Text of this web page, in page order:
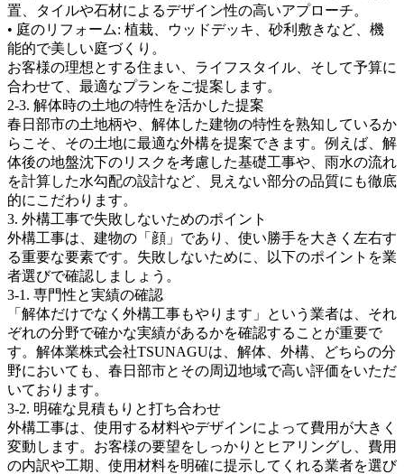
置、タイルや石材によるデザイン性の高いアプローチ。
• 庭のリフォーム: 植栽、ウッドデッキ、砂利敷きなど、機
能的で美しい庭づくり。
お客様の理想とする住まい、ライフスタイル、そして予算に
合わせて、最適なプランをご提案します。
2-3. 解体時の土地の特性を活かした提案
春日部市の土地柄や、解体した建物の特性を熟知しているか
らこそ、その土地に最適な外構を提案できます。例えば、解
体後の地盤沈下のリスクを考慮した基礎工事や、雨水の流れ
を計算した水勾配の設計など、見えない部分の品質にも徹底
的にこだわります。
3. 外構工事で失敗しないためのポイント
外構工事は、建物の「顔」であり、使い勝手を大きく左右す
る重要な要素です。失敗しないために、以下のポイントを業
者選びで確認しましょう。
3-1. 専門性と実績の確認
「解体だけでなく外構工事もやります」という業者は、それ
ぞれの分野で確かな実績があるかを確認することが重要で
す。解体業株式会社TSUNAGUは、解体、外構、どちらの分
野においても、春日部市とその周辺地域で高い評価をいただ
いております。
3-2. 明確な見積もりと打ち合わせ
外構工事は、使用する材料やデザインによって費用が大きく
変動します。お客様の要望をしっかりとヒアリングし、費用
の内訳や工期、使用材料を明確に提示してくれる業者を選び